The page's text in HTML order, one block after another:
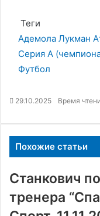
Теги
Адемола Лукман
Серия А
Футбол
29.10.2025 Время
Похожие статьи
Станкович
тренера